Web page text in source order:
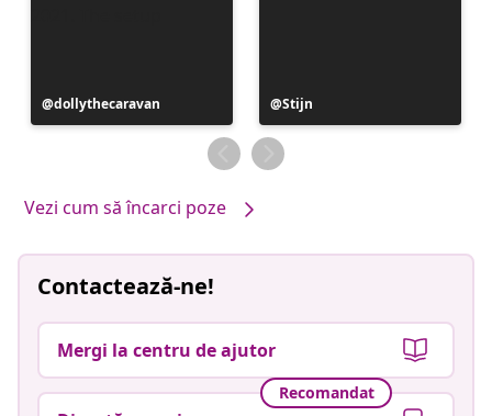
Postare
publicată
dollythecaravan
Postare
publicată
de
Stijn
Vezi cum să încarci poze
Contactează-ne!
Mergi la centru de ajutor
Recomandat